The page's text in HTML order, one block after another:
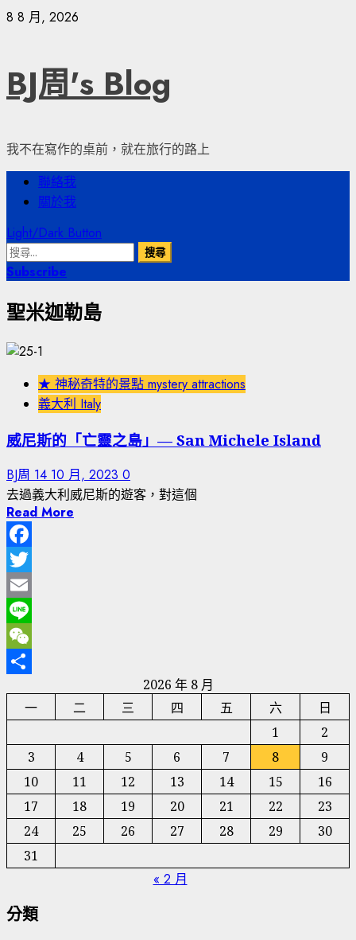
Skip
8 8 月, 2026
BJ周's Blog
我不在寫作的桌前，就在旅行的路上
Primary
Menu
聯絡我
關於我
Light/Dark Button
搜
尋
鍵
Subscribe
聖米迦勒島
★ 神秘奇特的景點 mystery attractions
義大利 Italy
威尼斯的「亡靈之島」— San Michele Island
BJ周 14 10 月, 2023 0
去過義大利威尼斯的遊客，對這個
Read More
Facebook
Twitter
Email
Line
WeChat
2026 年 8 月
一
二 三 四 五 六
日
1
2
3
4 5 6 7 8
9
10
11 12 13 14 15
16
17
18 19 20 21 22
23
24
25 26 27 28 29
30
31
« 2 月
分類